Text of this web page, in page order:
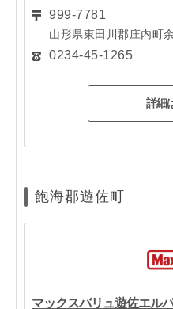
999-7781
山形県東田川郡庄内町
0234-45-1265
詳細
飽海郡遊佐町
マックスバリュ遊佐エル